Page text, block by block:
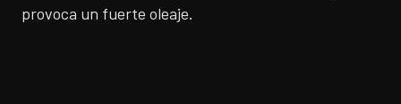
provoca un fuerte oleaje.